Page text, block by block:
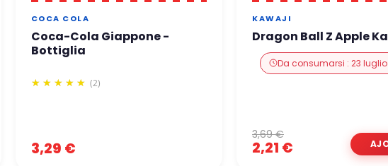
COCA COLA
Coca-Cola Giappone -
Bottiglia
(2)
3,29 €
KAWAJI
Dragon Ball Z Apple
Da consumarsi : 23
2,21 €
3,69 €